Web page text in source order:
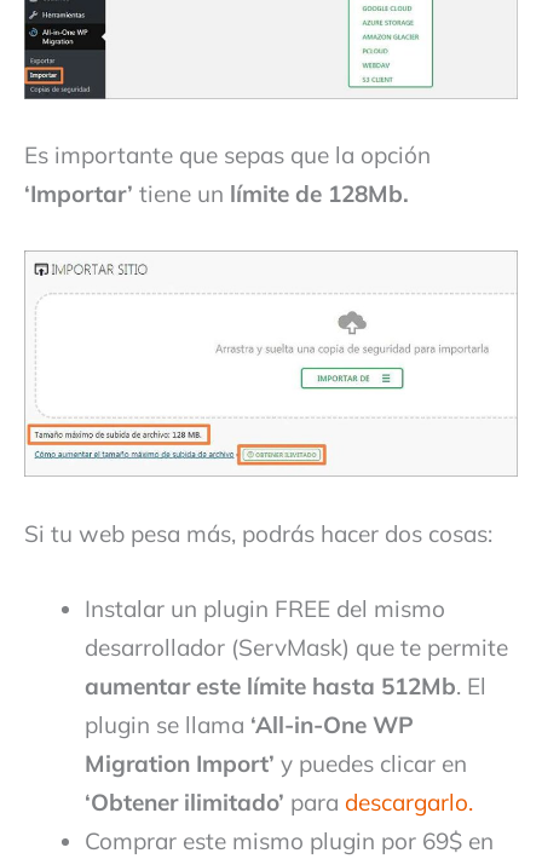
Es importante que sepas que la opción
‘Importar’ tiene un límite de 128Mb.
Si tu web pesa más, podrás hacer dos cosas:
Instalar un plugin FREE del mismo
desarrollador (ServMask) que te permite
aumentar este límite hasta 512Mb. El
plugin se llama ‘All-in-One WP
Migration Import’ y puedes clicar en
‘Obtener ilimitado’ para descargarlo.
Comprar este mismo plugin por 69$ en